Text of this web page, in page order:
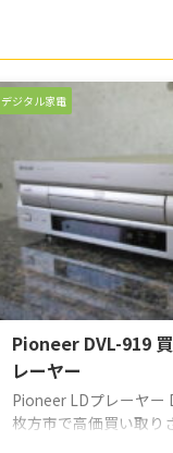
デジタル家電
Pioneer DVL-919
レーヤー
Pioneer LDプレーヤー
枚方市で高価買い取り